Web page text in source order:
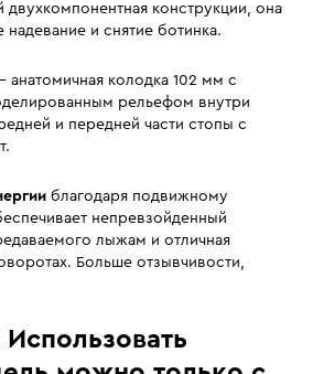
конструкции, она
надевание и снятие ботинка.
анатомичная колодка 102 мм с
рельефом внутри
и передней части стопы с
благодаря подвижному
непревзойденный
лыжам и отличная
Больше отзывчивости,